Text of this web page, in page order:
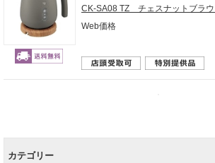
CK-SA08 TZ チェスナットブラウ
Web価格
カテゴリー